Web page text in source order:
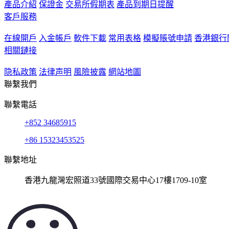
產品介紹 保證金 交易所假期表 產品到期日提醒
客戶服務
在線開戶 入金帳戶 軟件下載 常用表格 模擬賬號申請 香港銀
相關鏈接
隐私政策 法律声明 風險披露 網站地圖
聯繫我們
聯繫電話
+852 34685915
+86 15323453525
聯繫地址
香港九龍灣宏照道33號國際交易中心17樓1709-10室